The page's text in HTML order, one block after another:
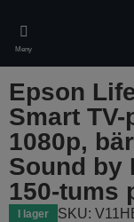
main
content
Meny
Epson
Smart
1080p,
Sound by
150-tums
I lager SKU: